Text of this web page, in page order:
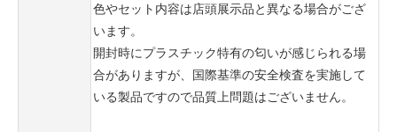
色やセット内容は店頭展示品と異なる場合がござ
います。
開封時にプラスチック特有の匂いが感じられる場
合がありますが、国際基準の安全検査を実施して
いる製品ですので品質上問題はございません。